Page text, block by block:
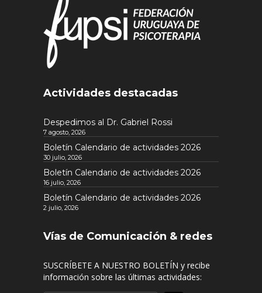
Actividades destacadas
Despedimos al Dr. Gabriel Rossi
7 agosto, 2026
Boletín Calendario de actividades 2026
30 julio, 2026
Boletín Calendario de actividades 2026
16 julio, 2026
Boletín Calendario de actividades 2026
2 julio, 2026
Vías de Comunicación & redes
SUSCRÍBETE A NUESTRO BOLETÍN y recibe
información sobre las últimas actividades: